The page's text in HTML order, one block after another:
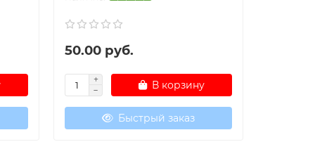
50.00 руб.
В корзину
Быстрый заказ